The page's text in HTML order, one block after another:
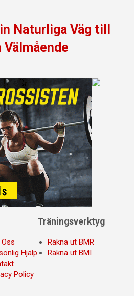
Naturliga Väg till
Välmående
Hjälp
Policy
Träningsverktyg
Räkna ut BMR
Räkna ut BMI